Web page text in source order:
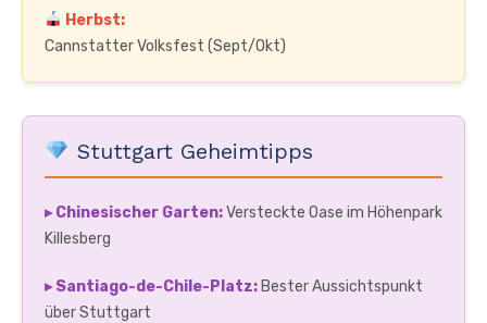
Herbst:
Cannstatter Volksfest (Sept/Okt)
Stuttgart Geheimtipps
▸ Chinesischer Garten:Versteckte Oase im Höhenpark
Killesberg
▸ Santiago-de-Chile-Platz: Bester Aussichtspunkt
über Stuttgart